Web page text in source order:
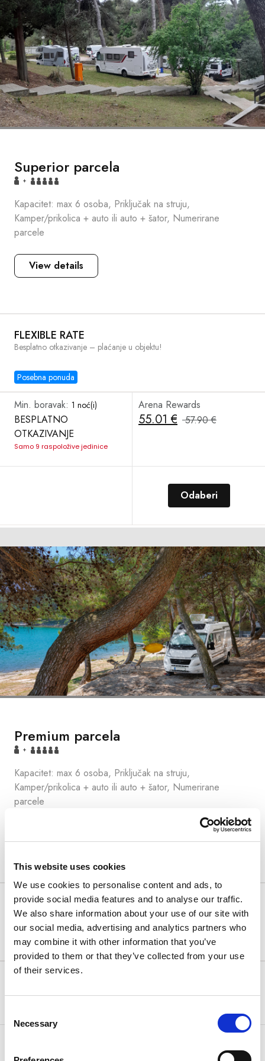
This website uses cookies
We use cookies to personalise content and ads, to
provide social media features and to analyse our traffic.
We also share information about your use of our site with
our social media, advertising and analytics partners who
may combine it with other information that you’ve
provided to them or that they’ve collected from your use
of their services.
Selection
Necessary
Superior parcela
+
Kapacitet: max 6 osoba, Priključak na struju,
Kamper/prikolica + auto ili auto + šator, Numerirane
parcele
View details
FLEXIBLE RATE
Posebna ponuda
Besplatno otkazivanje – plaćanje u objektu!
Min. boravak: 1 noć(i)
BESPLATNO
OTKAZIVANJE
Samo 9 raspoložive jedinice
Arena Rewards
55.01 € 57.90 €
Odaberi
Premium parcela
+
Kapacitet: max 6 osoba, Priključak na struju,
Kamper/prikolica + auto ili auto + šator, Numerirane
parcele
FLEXIBLE RATE
Posebna ponuda
Besplatno otkazivanje – plaćanje u objektu!
Min. boravak:1 noć(i)